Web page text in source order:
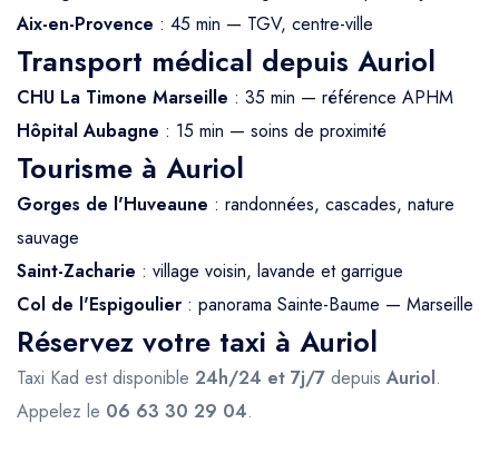
Aix-en-Provence : 45 min — TGV, centre-ville
Transport médical depuis Auriol
CHU La Timone Marseille : 35 min — référence APHM
Hôpital Aubagne : 15 min — soins de proximité
Tourisme à Auriol
Gorges de l'Huveaune : randonnées, cascades, nature
sauvage
Saint-Zacharie : village voisin, lavande et garrigue
Col de l'Espigoulier : panorama Sainte-Baume — Marseille
Réservez votre taxi à Auriol
Taxi Kad est disponible 24h/24 et 7j/7 depuis Auriol.
Appelez le 06 63 30 29 04.